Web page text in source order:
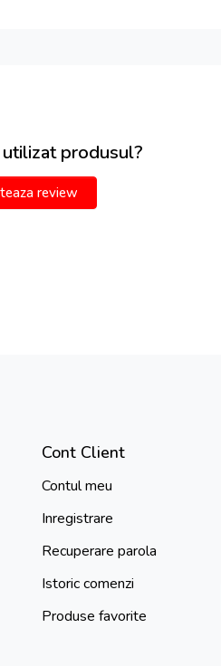
utilizat produsul?
review
Cont Client
Contul meu
Inregistrare
Recuperare parola
Istoric comenzi
Produse favorite